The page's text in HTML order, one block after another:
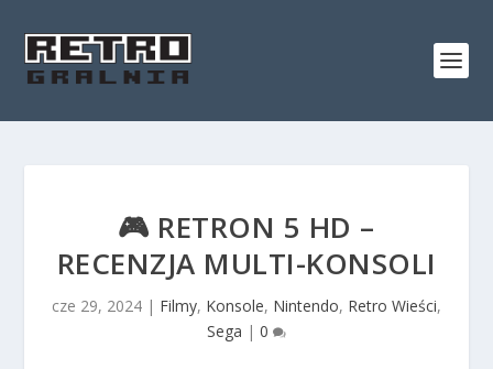
🎮 RETRON 5 HD –
RECENZJA MULTI-KONSOLI
cze 29, 2024 | Filmy, Konsole, Nintendo, Retro Wieści,
Sega | 0